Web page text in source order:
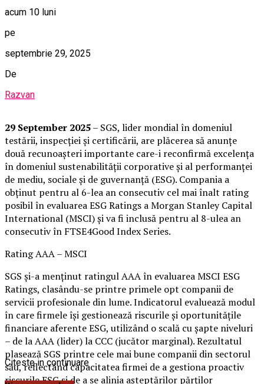
acum 10 luni
pe
septembrie 29, 2025
De
Razvan
29 September 2025– SGS, lider mondial în domeniul
testării, inspecției și certificării, are plăcerea să anunțe
două recunoașteri importante care-i reconfirmă excelența
în domeniul sustenabilității corporative și al performanței
de mediu, sociale și de guvernanță (ESG). Compania a
obținut pentru al 6-lea an consecutiv cel mai înalt rating
posibil în evaluarea ESG Ratings a Morgan Stanley Capital
International (MSCI) și va fi inclusă pentru al 8-ulea an
consecutiv în FTSE4Good Index Series.
Rating AAA – MSCI
SGS și-a menținut ratingul AAA în evaluarea MSCI ESG
Ratings, clasându-se printre primele opt companii de
servicii profesionale din lume. Indicatorul evaluează modul
în care firmele își gestionează riscurile și oportunitățile
financiare aferente ESG, utilizând o scală cu șapte niveluri
– de la AAA (lider) la CCC (jucător marginal). Rezultatul
plasează SGS printre cele mai bune companii din sectorul
său, reflectând capacitatea firmei de a gestiona proactiv
riscurile ESG și de a se alinia așteptărilor părților
Citeste in continuare